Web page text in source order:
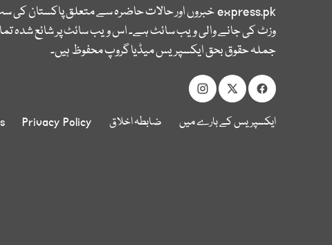
express.pkخبروں اور حالات حاضرہ سے متعلق پاکستان کی
وزٹ کی جانے والی ویب سائٹ ہے۔ اس ویب سائٹ پر شائع شدہ
جملہ حقوق بحق ایکسپریس میڈیا گروپ محفوظ ہیں۔
ایکسپریس کے بارے میں ضابطہ اخلاق Privacy Policy